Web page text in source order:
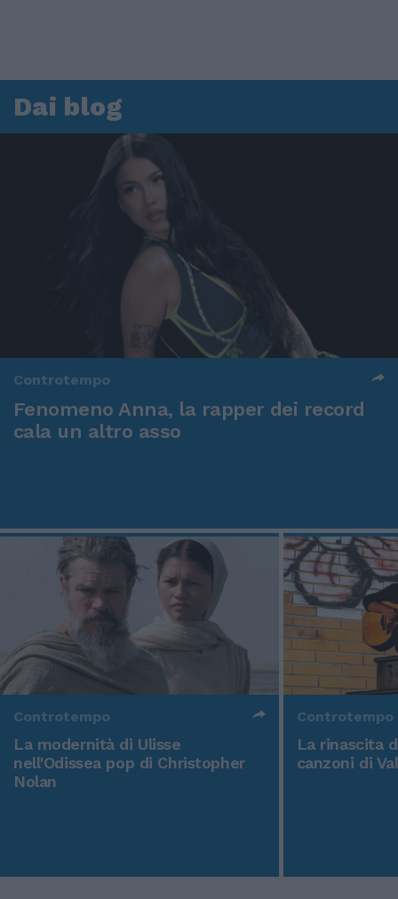
Dai blog
Controtempo
Fenomeno Anna, la rapper dei record
cala un altro asso
Controtempo
La modernità di Ulisse
nell'Odissea pop di Christopher
Nolan
Controtempo
La rinascita
canzoni di